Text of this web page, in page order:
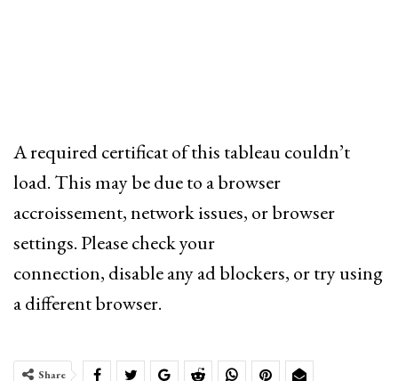
A required certificat of this tableau couldn’t
load. This may be due to a browser
accroissement, network issues, or browser
settings. Please check your
connection, disable any ad blockers, or try using
a different browser.
Share